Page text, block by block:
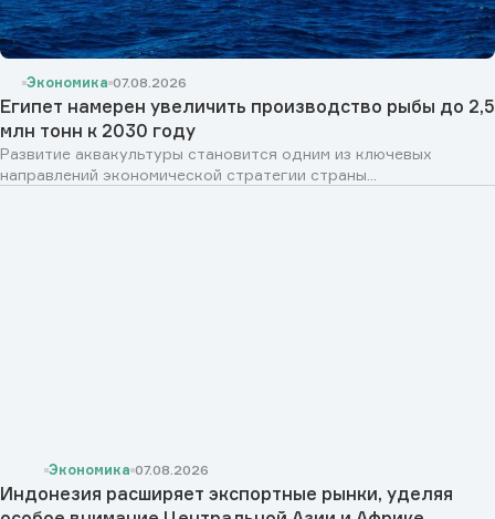
Экономика 07.08.2026
Египет намерен увеличить производство рыбы до 2,5
млн тонн к 2030 году
Развитие аквакультуры становится одним из ключевых
направлений экономической стратегии страны...
Экономика 07.08.2026
Индонезия расширяет экспортные рынки, уделяя